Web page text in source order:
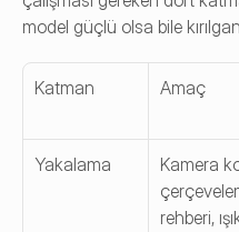
model güçlü olsa bile
Katman Amaç
Yakalama
Kamera
rehberi,